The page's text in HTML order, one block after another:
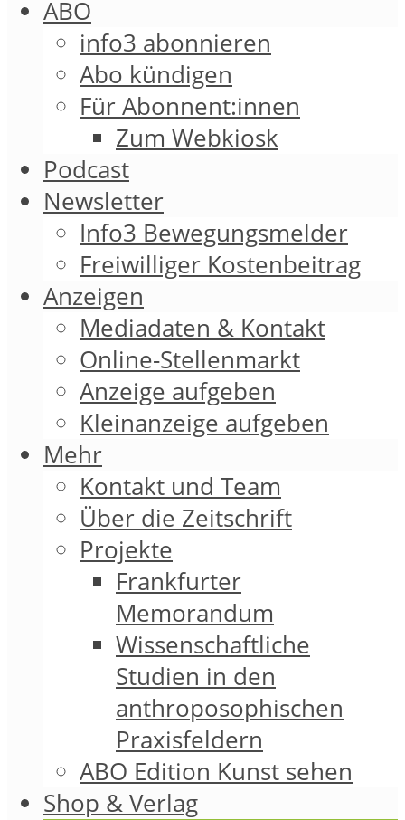
ABO
info3 abonnieren
Abo kündigen
Für Abonnent:innen
Zum Webkiosk
Podcast
Newsletter
Info3 Bewegungsmelder
Freiwilliger Kostenbeitrag
Anzeigen
Mediadaten & Kontakt
Online-Stellenmarkt
Anzeige aufgeben
Kleinanzeige aufgeben
Mehr
Kontakt und Team
Über die Zeitschrift
Projekte
Frankfurter
Memorandum
Wissenschaftliche
Studien in den
anthroposophischen
Praxisfeldern
ABO Edition Kunst sehen
Shop & Verlag